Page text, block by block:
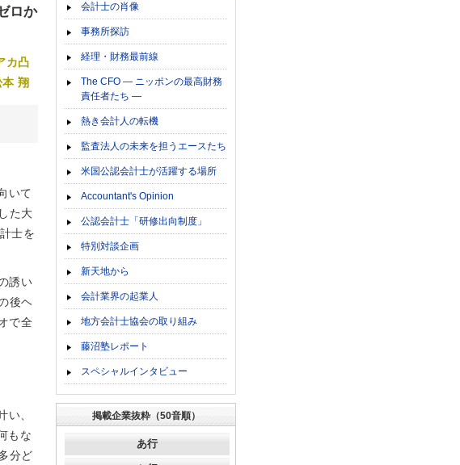
ロか
カ凸
本 翔
いて
た大
士を
誘い
後ヘ
で全
い、
もな
分ど
会計士の肖像
事務所探訪
経理・財務最前線
The CFO ― ニッポンの最高財務
責任者たち ―
熱き会計人の転機
監査法人の未来を担うエースたち
米国公認会計士が活躍する場所
Accountant's Opinion
公認会計士「研修出向制度」
特別対談企画
新天地から
会計業界の起業人
地方会計士協会の取り組み
藤沼塾レポート
スペシャルインタビュー
掲載企業抜粋（50音順）
あ行